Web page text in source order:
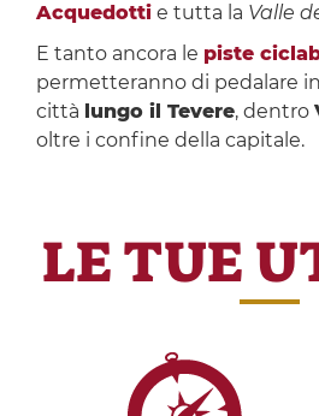
Acquedottie tutta la Valle
E tanto ancora le piste
permetteranno di pedalare
città lungo il Tevere, dentro
oltre i confine della capitale.
LE TUE